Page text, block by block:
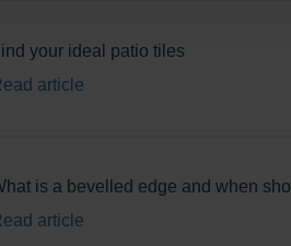
your ideal patio tiles
article
is a bevelled edge and when
article